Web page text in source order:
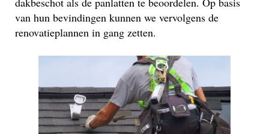
van hun bevindingen kunnen we vervolgens de
renovatieplannen in gang zetten.